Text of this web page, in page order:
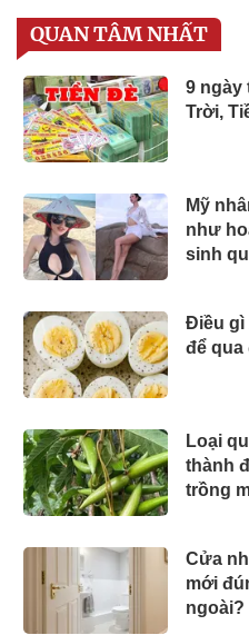
QUAN TÂM NHẤT
9 ngày
Trời,
Mỹ
như
sinh
Điều gì
để qua
Loại
thành
trồng
Cửa
mới